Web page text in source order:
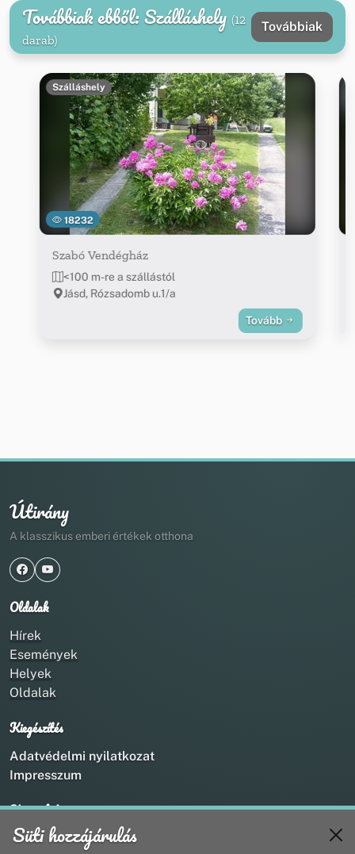
Továbbiak ebből: Szálláshely (12
darab)
Továbbiak
18232
Szálláshely
Szabó Vendégház
<100 m-re a szállástól
Jásd, Rózsadomb u.1/a
Tovább
Útirány
A klasszikus emberi értékek otthona
Oldalak
Hírek
Események
Helyek
Oldalak
Kiegészítés
Adatvédelmi nyilatkozat
Impresszum
Kapcsolat
+36 20 211 1888
Süti hozzájárulás